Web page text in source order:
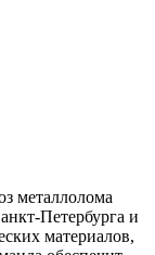
металлолома
Петербурга и
материалов,